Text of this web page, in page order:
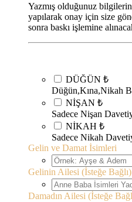
Yazmış olduğunuz
yapılarak onay için size
sonra baskı işlemine
DÜĞÜN ₺
Düğün,Kına,Nikah
NİŞAN ₺
Sadece Nişan
NİKAH ₺
Sadece Nikah
Gelin ve Damat İsimleri
Gelinin Ailesi (İsteğe Bağlı)
Damadın Ailesi (İsteğe